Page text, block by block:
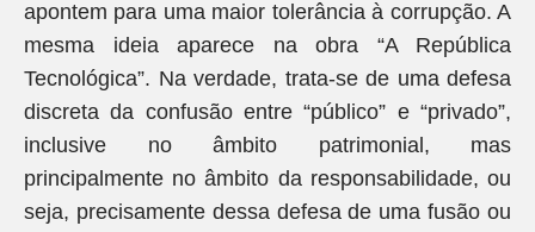
apontem para uma maior tolerância à corrupção. A
mesma ideia aparece na obra “A República
Tecnológica”. Na verdade, trata-se de uma defesa
discreta da confusão entre “público” e “privado”,
inclusive no âmbito patrimonial, mas
principalmente no âmbito da responsabilidade, ou
seja, precisamente dessa defesa de uma fusão ou